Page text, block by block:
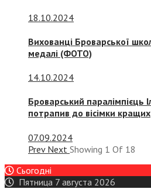
18.10.2024
Вихованці Броварської
медалі (ФОТО)
14.10.2024
Броварський паралімпієць
потрапив до вісімки кращих
07.09.2024
Prev Next Showing 1 Of 18
Сьогодні
Пятница 7 августа 2026